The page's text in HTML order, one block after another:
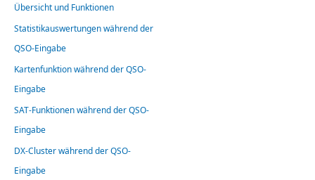
Übersicht und Funktionen
Statistikauswertungen während der
QSO-Eingabe
Kartenfunktion während der QSO-
Eingabe
SAT-Funktionen während der QSO-
Eingabe
DX-Cluster während der QSO-
Eingabe